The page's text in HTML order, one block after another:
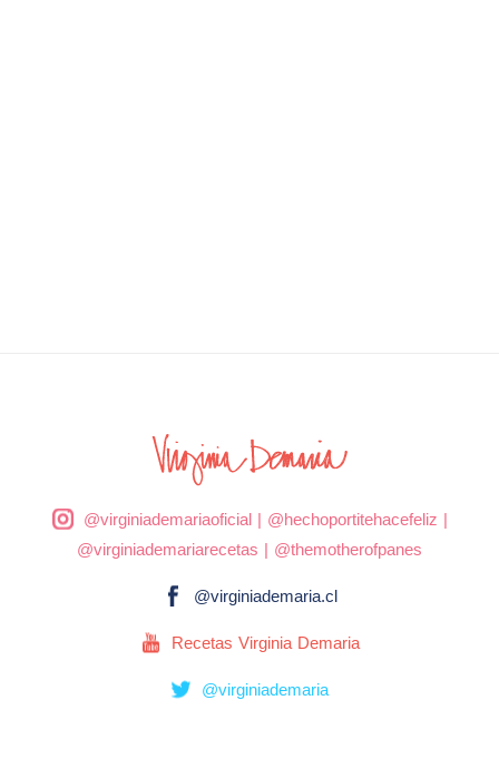
@virginiademariaoficial| @hechoportitehacefeliz |
@virginiademariarecetas | @themotherofpanes
@virginiademaria.cl
Recetas Virginia Demaria
@virginiademaria